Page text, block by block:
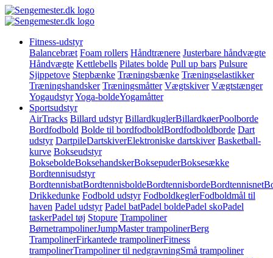
Fitness-udstyr
Balancebræt Foam rollers Håndtrænere Justerbare håndvægte
Håndvægte Kettlebells Pilates bolde Pull up bars Pulsure
Sjippetove Stepbænke Træningsbænke Træningselastikker
Træningshandsker Træningsmåtter Vægtskiver Vægtstænger
YogaudstyrYoga-boldeYogamåtter
Sportsudstyr
AirTracks Billard udstyr BillardkuglerBillardkøerPoolborde
Bordfodbold Bolde til bordfodboldBordfodboldborde Dart
udstyr DartpileDartskiverElektroniske dartskiver Basketball-
kurve Bokseudstyr
BokseboldeBoksehandskerBoksepuderBoksesække
Bordtennisudstyr
BordtennisbatBordtennisboldeBordtennisbordeBordtennisnet
Drikkedunke Fodbold udstyr FodboldkeglerFodboldmål til
haven Padel udstyr Padel batPadel boldePadel skoPadel
taskerPadel tøj Stopure Trampoliner
BørnetrampolinerJumpMaster trampolinerBerg
TrampolinerFirkantede trampolinerFitness
trampolinerTrampoliner til nedgravningSmå trampoliner